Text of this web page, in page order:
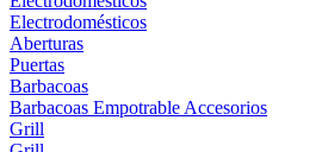
Electrodomésticos
Aberturas
Puertas
Barbacoas
Barbacoas Empotrable Accesorios
Grill